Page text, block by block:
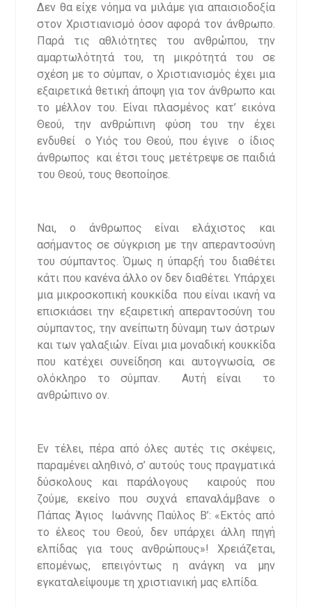
Δεν θα είχε νόημα να μιλάμε για απαισιοδοξία
στον Χριστιανισμό όσον αφορά τον άνθρωπο.
Παρά τις αθλιότητες του ανθρώπου, την
αμαρτωλότητά του, τη μικρότητά του σε
σχέση με το σύμπαν, ο Χριστιανισμός έχει μια
εξαιρετικά θετική άποψη για τον άνθρωπο και
το μέλλον του. Είναι πλασμένος κατ’ εικόνα
Θεού, την ανθρώπινη φύση του την έχει
ενδυθεί ο Υιός του Θεού, που έγινε ο ίδιος
άνθρωπος και έτσι τους μετέτρεψε σε παιδιά
του Θεού, τους θεοποίησε.
Ναι, ο άνθρωπος είναι ελάχιστος και
ασήμαντος σε σύγκριση με την απεραντοσύνη
του σύμπαντος. Όμως η ύπαρξή του διαθέτει
κάτι που κανένα άλλο ον δεν διαθέτει. Υπάρχει
μια μικροσκοπική κουκκίδα που είναι ικανή να
επισκιάσει την εξαιρετική απεραντοσύνη του
σύμπαντος, την ανείπωτη δύναμη των άστρων
και των γαλαξιών. Είναι μια μοναδική κουκκίδα
που κατέχει συνείδηση και αυτογνωσία, σε
ολόκληρο το σύμπαν. Αυτή είναι το
ανθρώπινο ον.
Εν τέλει, πέρα από όλες αυτές τις σκέψεις,
παραμένει αληθινό, σ’ αυτούς τους πραγματικά
δύσκολους και παράλογους καιρούς που
ζούμε, εκείνο που συχνά επαναλάμβανε ο
Πάπας Άγιος Ιωάννης Παύλος Β’: «Εκτός από
το έλεος του Θεού, δεν υπάρχει άλλη πηγή
ελπίδας για τους ανθρώπους»! Χρειάζεται,
επομένως, επειγόντως η ανάγκη να μην
εγκαταλείψουμε τη χριστιανική μας ελπίδα.